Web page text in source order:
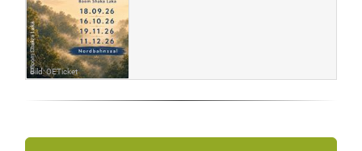
Bild: OETicket